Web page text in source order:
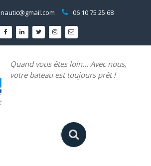
06 10 75 25 68
Quand vous êtes loin... Avec nous,
votre bateau est toujours prêt !